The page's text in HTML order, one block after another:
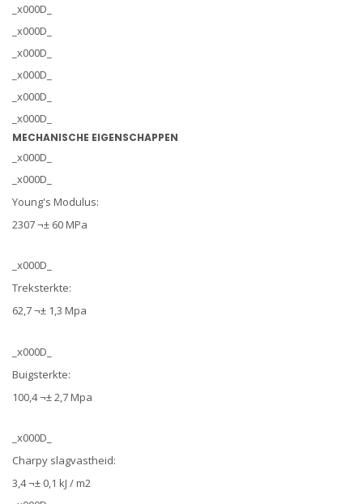
_x000D_
_x000D_
_x000D_
_x000D_
_x000D_
_x000D_
MECHANISCHE EIGENSCHAPPEN
_x000D_
_x000D_
Young's Modulus:
2307 ¬± 60 MPa
_x000D_
Treksterkte:
62,7 ¬± 1,3 Mpa
_x000D_
Buigsterkte:
100,4 ¬± 2,7 Mpa
_x000D_
Charpy slagvastheid:
3,4 ¬± 0,1 kJ / m2